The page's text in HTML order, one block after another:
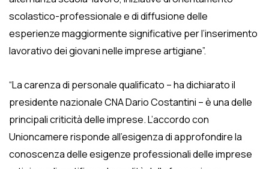
scolastico-professionale e di diffusione delle
esperienze maggiormente significative per l’inserimento
lavorativo dei giovani nelle imprese artigiane”.
“La carenza di personale qualificato – ha dichiarato il
presidente nazionale CNA Dario Costantini – è una delle
principali criticità delle imprese. L’accordo con
Unioncamere risponde all’esigenza di approfondire la
conoscenza delle esigenze professionali delle imprese